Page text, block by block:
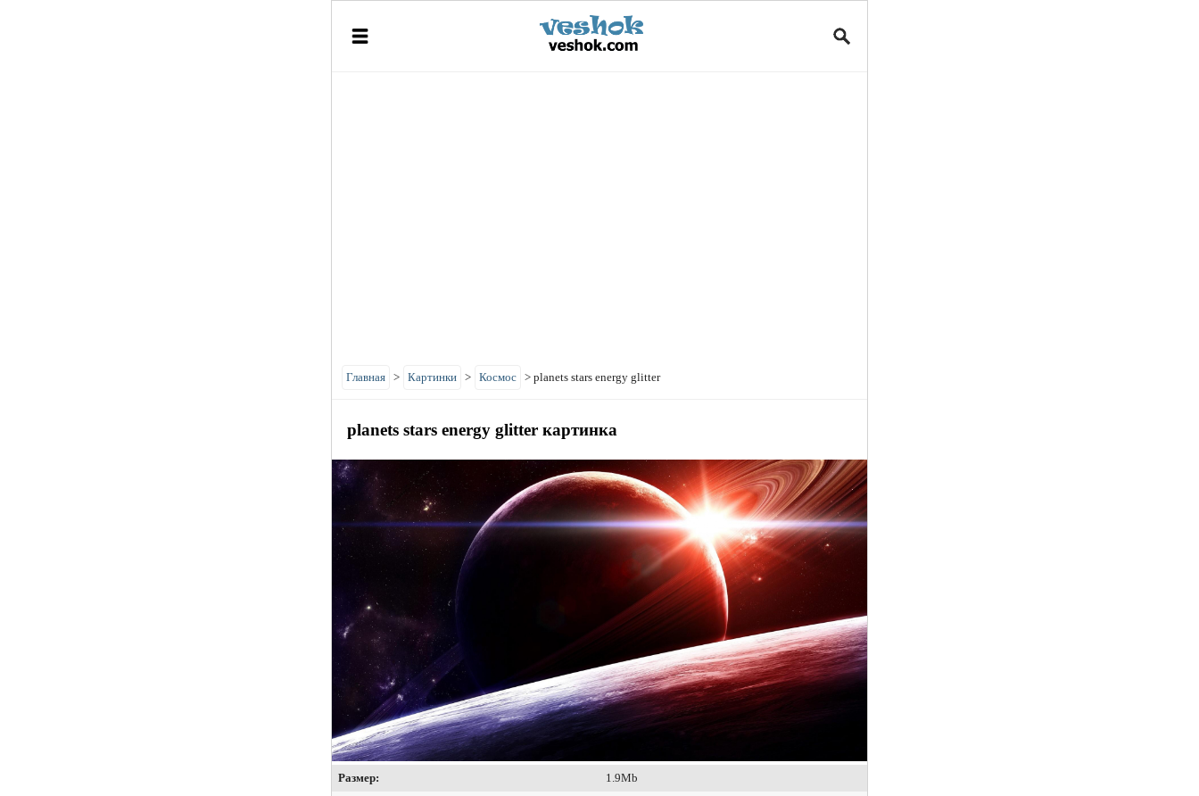
Главная > Картинки > Космос > planets stars energy glitter
planets stars energy glitter картинка
Размер:
1.9Mb